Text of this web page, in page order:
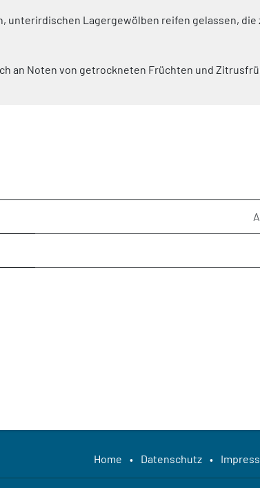
Lagergewölben reifen gelassen, die
an Noten von getrockneten Früchten und
Home • Datenschutz •